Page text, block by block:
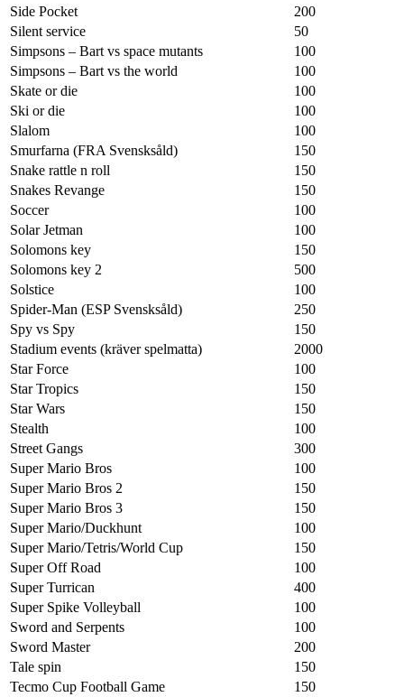
Side Pocket
200
Silent service
50
Simpsons – Bart vs space mutants
100
Simpsons – Bart vs the world
100
Skate or die
100
Ski or die
100
Slalom
100
Smurfarna (FRA Svensksåld)
150
Snake rattle n roll
150
Snakes Revange
150
Soccer
100
Solar Jetman
100
Solomons key
150
Solomons key 2
500
Solstice
100
Spider-Man (ESP Svensksåld)
250
Spy vs Spy
150
Stadium events (kräver spelmatta)
2000
Star Force
100
Star Tropics
150
Star Wars
150
Stealth
100
Street Gangs
300
Super Mario Bros
100
Super Mario Bros 2
150
Super Mario Bros 3
150
Super Mario/Duckhunt
100
Super Mario/Tetris/World Cup
150
Super Off Road
100
Super Turrican
400
Super Spike Volleyball
100
Sword and Serpents
100
Sword Master
200
Tale spin
150
Tecmo Cup Football Game
150